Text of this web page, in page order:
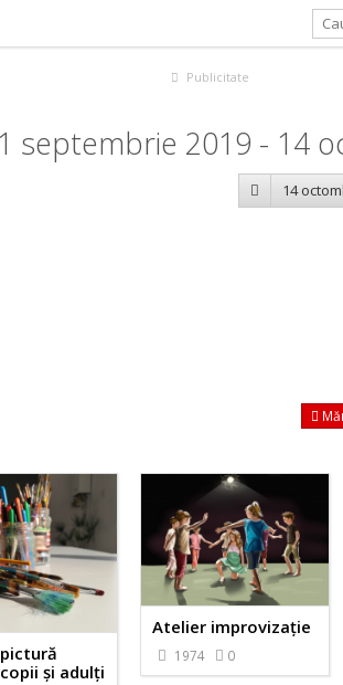
Publicitate
septembrie 2019 - 14
14
și adulți
Atelier improvizație
1974 0